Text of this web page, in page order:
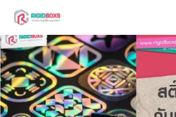
Skip
content
Search
for: